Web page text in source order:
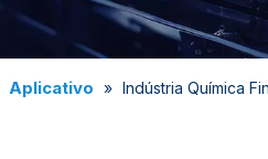
Aplicativo » Indústria Química